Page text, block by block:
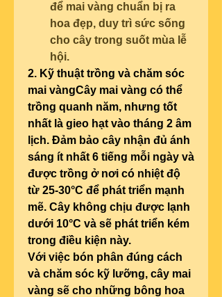
để mai vàng chuẩn bị ra
hoa đẹp, duy trì sức sống
cho cây trong suốt mùa lễ
hội.
2. Kỹ thuật trồng và chăm sóc
mai vàngCây mai vàng có thể
trồng quanh năm, nhưng tốt
nhất là gieo hạt vào tháng 2 âm
lịch. Đảm bảo cây nhận đủ ánh
sáng ít nhất 6 tiếng mỗi ngày và
được trồng ở nơi có nhiệt độ
từ 25-30°C để phát triển mạnh
mẽ. Cây không chịu được lạnh
dưới 10°C và sẽ phát triển kém
trong điều kiện này.
Với việc bón phân đúng cách
và chăm sóc kỹ lưỡng, cây mai
vàng sẽ cho những bông hoa